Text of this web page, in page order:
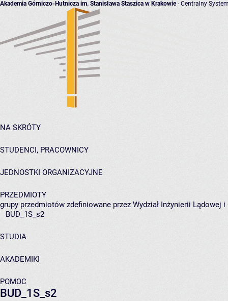
Akademia Górniczo-Hutnicza im. Stanisława Staszica w Krakowie- Centralny
NA SKRÓTY
STUDENCI, PRACOWNICY
JEDNOSTKI ORGANIZACYJNE
PRZEDMIOTY
grupy przedmiotów zdefiniowane przez Wydział Inżynierii Lądowej
BUD_1S_s2
STUDIA
AKADEMIKI
POMOC
BUD_1S_s2